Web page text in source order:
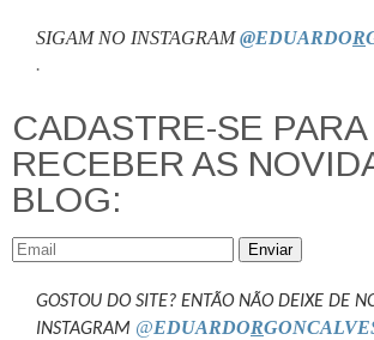
SIGAM NO INSTAGRAM@EDUARDOR
.
CADASTRE-SE PARA
RECEBER AS
BLOG:
Enviar
GOSTOU DO SITE? ENTÃO NÃO DEIXE DE
INSTAGRAM @EDUARDOR